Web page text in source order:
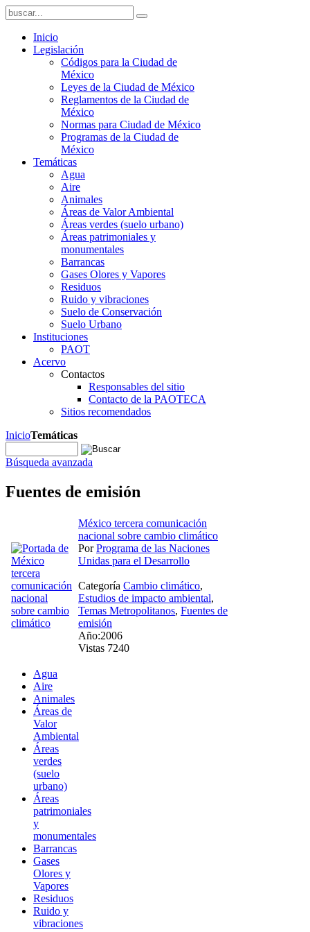
Inicio
Legislación
Códigos para la Ciudad de
México
Leyes de la Ciudad de México
Reglamentos de la Ciudad de
México
Normas para Ciudad de México
Programas de la Ciudad de
México
Temáticas
Agua
Aire
Animales
Áreas de Valor Ambiental
Áreas verdes (suelo urbano)
Áreas patrimoniales y
monumentales
Barrancas
Gases Olores y Vapores
Residuos
Ruido y vibraciones
Suelo de Conservación
Suelo Urbano
Instituciones
PAOT
Acervo
Contactos
Responsables del sitio
Contacto de la PAOTECA
Sitios recomendados
InicioTemáticas
Búsqueda avanzada
Fuentes de emisión
México tercera comunicación
nacional sobre cambio climático
PorPrograma de las Naciones
Unidas para el Desarrollo
Categoría Cambio climático,
Estudios de impacto ambiental,
Temas Metropolitanos, Fuentes de
emisión
Año:2006
Vistas 7240
Agua
Aire
Animales
Áreas de
Valor
Ambiental
Áreas
verdes
(suelo
urbano)
Áreas
patrimoniales
y
monumentales
Barrancas
Gases
Olores y
Vapores
Residuos
Ruido y
vibraciones